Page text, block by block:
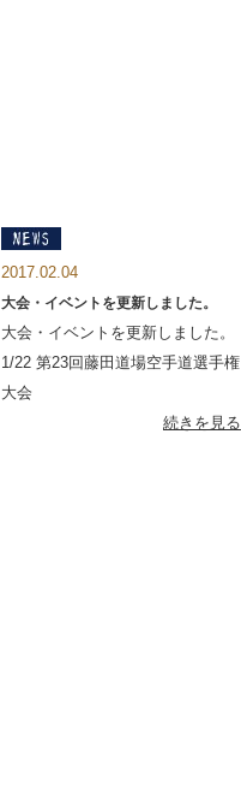
2017.02.04
大会・イベントを更新しました。
大会・イベントを更新しました。
1/22 第23回藤田道場空手道選手権
大会
続きを見る